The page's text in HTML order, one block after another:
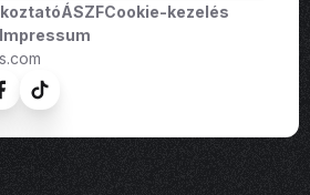
ÁSZFCookie-kezelés
Impressum